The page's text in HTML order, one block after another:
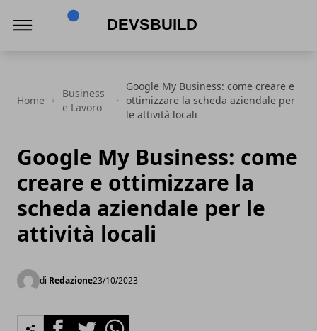
Home
Business
e Lavoro
Google My Business: come creare e
ottimizzare la scheda aziendale per
le attività locali
Google My Business: come
creare e ottimizzare la
scheda aziendale per le
attività locali
di Redazione23/10/2023
FacebookTwitterWhatsapp